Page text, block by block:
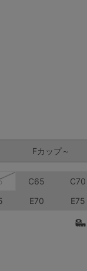
Fカップ～
C65 C70
E70 E75